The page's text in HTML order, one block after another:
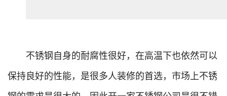
不锈钢自身的耐腐性很好，在高温下也依然可以
保持良好的性能，是很多人装修的首选，市场上不锈